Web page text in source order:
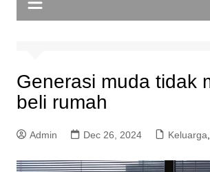
Generasi muda tidak
beli rumah
Admin Dec 26, 2024 Keluarga,